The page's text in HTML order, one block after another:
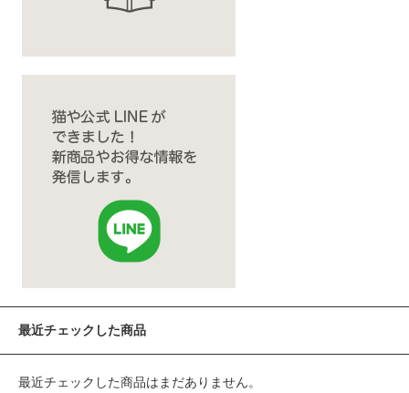
最近チェックした商品
最近チェックした商品はまだありません。